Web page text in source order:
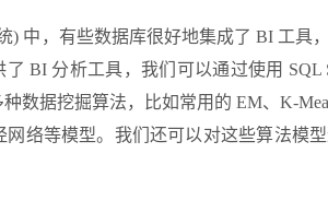
) 中，有些数据库很好地集成了 BI 工具
了 BI 分析工具，我们可以通过使用 SQL
种数据挖掘算法，比如常用的 EM、K-
网络等模型。我们还可以对这些算法模